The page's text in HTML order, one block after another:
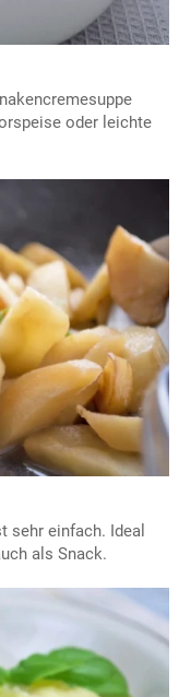
oder leichte
sehr einfach. Ideal
als Snack.